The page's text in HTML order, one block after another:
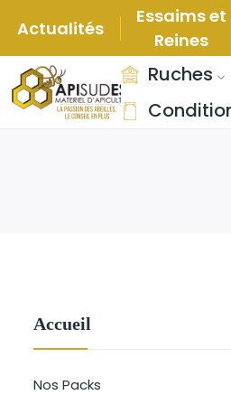
Actualités
Essaims et
Reines
Ruches
Accueil
Nos Packs